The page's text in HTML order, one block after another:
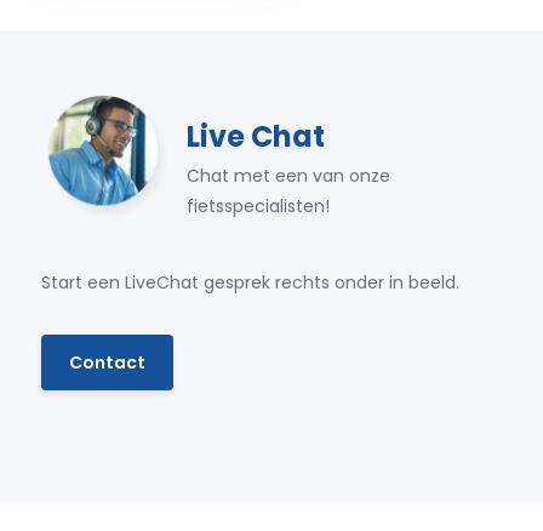
Live Chat
Chat met een van onze
fietsspecialisten!
Start een LiveChat gesprek rechts onder in beeld.
Contact